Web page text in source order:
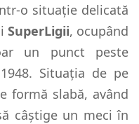
o situație delicată
SuperLigii, ocupând
un punct peste
Situația de pe
formă slabă, având
câștige un meci în